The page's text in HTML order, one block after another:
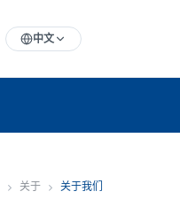
中文
关于 关于我们